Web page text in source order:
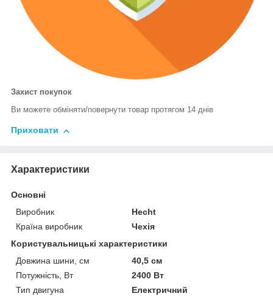
Захист покупок
Ви можете обміняти/повернути товар протягом 14 днів
Приховати
Характеристики
Основні
Виробник
Hecht
Країна виробник
Чехія
Користувальницькі характеристики
Довжина шини, см
40,5 см
Потужність, Вт
2400 Вт
Тип двигуна
Електричний